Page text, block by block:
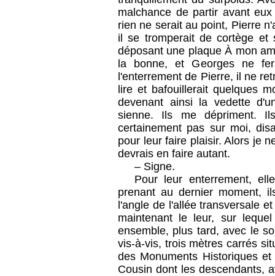
malchance de partir avant
rien ne serait au point, Pierre
il se tromperait de cortège et
déposant une plaque À mon
la bonne, et Georges ne
l'enterrement de Pierre, il ne
lire et bafouillerait quelques
devenant ainsi la vedette
sienne. Ils me dépriment.
certainement pas sur moi,
pour leur faire plaisir. Alors je
devrais en faire autant.
– Signe.
Pour leur enterrement,
prenant au dernier moment,
l'angle de l'allée transversale
maintenant le leur, sur
ensemble, plus tard, avec le
vis-à-vis, trois mètres carrés
des Monuments Historiques
Cousin dont les descendants,